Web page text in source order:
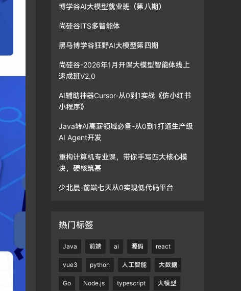
博学谷AI大模型就业班（第八期）
尚硅谷ITS多智能体
黑马博学谷狂野AI大模型第四期
尚硅谷-2026年1月开课大模型智能体线上
速成班V2.0
AI辅助神器Cursor-从0到1实战《仿小红书
小程序》
Java转AI高薪领域必备-从0到1打通生产级
AI Agent开发
重构计算机专业课，带你手写四大核心模
块，硬核筑基
少北晨-前端七天从0实现低代码平台
热门标签
Java 前端 ai 源码 react
vue3 python 人工智能 大数据
Go Node.js typescript 大模型